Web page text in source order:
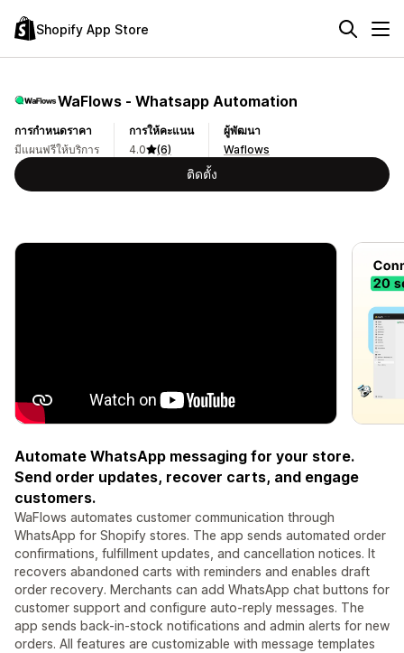
Shopify App Store
WaFlows ‑ Whatsapp Automation
การกำหนดราคา
มีแผนฟรีให้บริการ
การให้คะแนน
4.0
(6)
ผู้พัฒนา
Waflows
ติดตั้ง
Automate WhatsApp messaging for your store.
Send order updates, recover carts, and engage
customers.
WaFlows automates customer communication through
WhatsApp for Shopify stores. The app sends automated order
confirmations, fulfillment updates, and cancellation notices. It
recovers abandoned carts with reminders and enables draft
order recovery. Merchants can add WhatsApp chat buttons for
customer support and configure auto-reply messages. The
app sends back-in-stock notifications and admin alerts for new
orders. All features are customizable with message templates